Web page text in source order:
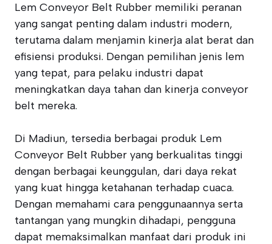
Lem Conveyor Belt Rubber memiliki peranan
yang sangat penting dalam industri modern,
terutama dalam menjamin kinerja alat berat dan
efisiensi produksi. Dengan pemilihan jenis lem
yang tepat, para pelaku industri dapat
meningkatkan daya tahan dan kinerja conveyor
belt mereka.
Di Madiun, tersedia berbagai produk Lem
Conveyor Belt Rubber yang berkualitas tinggi
dengan berbagai keunggulan, dari daya rekat
yang kuat hingga ketahanan terhadap cuaca.
Dengan memahami cara penggunaannya serta
tantangan yang mungkin dihadapi, pengguna
dapat memaksimalkan manfaat dari produk ini